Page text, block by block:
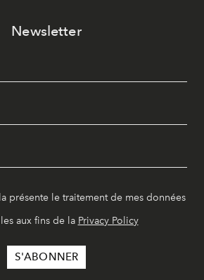
Newsletter
présente le traitement de mes données
aux fins de la Privacy Policy